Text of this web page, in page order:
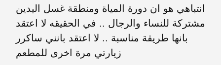
انتباهي هو ان دورة المياة ومنطقة غسل اليدين
مشتركة للنساء والرجال .. في الحقيقه لا اعتقد
بانها طريقة مناسبة .. لا اعتقد بانني ساكرر
زيارتي مرة اخرى للمطعم